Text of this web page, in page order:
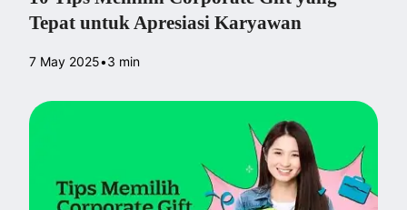
Tepat untuk Apresiasi Karyawan
7 May 2025•3 min